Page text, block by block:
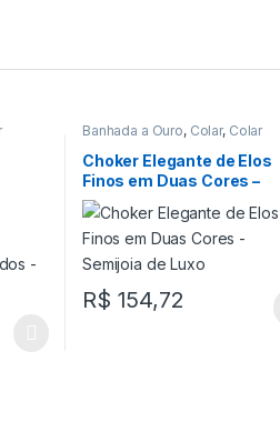
Banhada a Ouro, Colar, Colar
Choker Elegante de Elos
Finos em Duas Cores –
Semijoia de Luxo
R$ 154,72